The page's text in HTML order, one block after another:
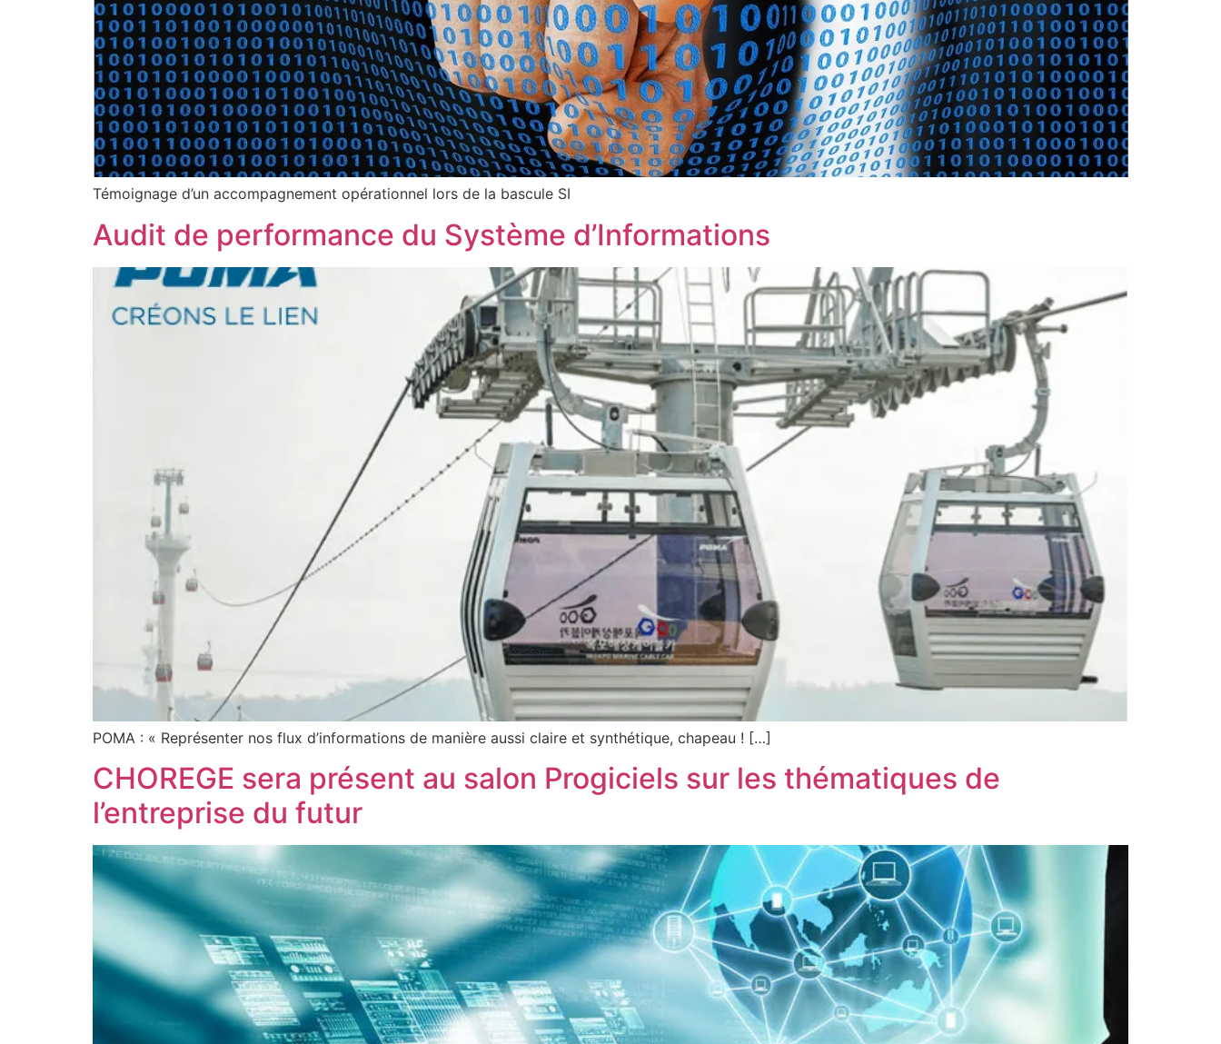
Témoignage d’un accompagnement opérationnel lors de la bascule SI
Audit de performance du Système d’Informations
POMA : « Représenter nos flux d’informations de manière aussi claire et synthétique, chapeau ! […]
CHOREGE sera présent au salon Progiciels sur les thématiques de
l’entreprise du futur